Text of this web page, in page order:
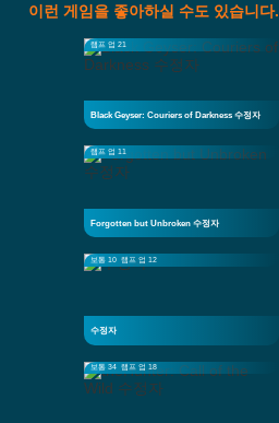
이런 게임을 좋아하실 수도 있습니다.
램프 업 21
Black Geyser: Couriers of Darkness 수정자
램프 업 11
Forgotten but Unbroken 수정자
보통 10 램프 업 12
수정자
보통 34 램프 업 18